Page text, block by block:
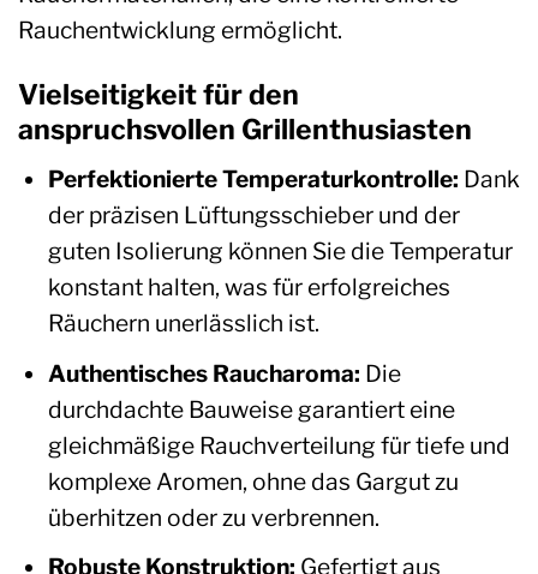
Rauchentwicklung ermöglicht.
Vielseitigkeit für den
anspruchsvollen Grillenthusiasten
Perfektionierte Temperaturkontrolle: Dank
der präzisen Lüftungsschieber und der
guten Isolierung können Sie die Temperatur
konstant halten, was für erfolgreiches
Räuchern unerlässlich ist.
Authentisches Raucharoma: Die
durchdachte Bauweise garantiert eine
gleichmäßige Rauchverteilung für tiefe und
komplexe Aromen, ohne das Gargut zu
überhitzen oder zu verbrennen.
Robuste Konstruktion: Gefertigt aus